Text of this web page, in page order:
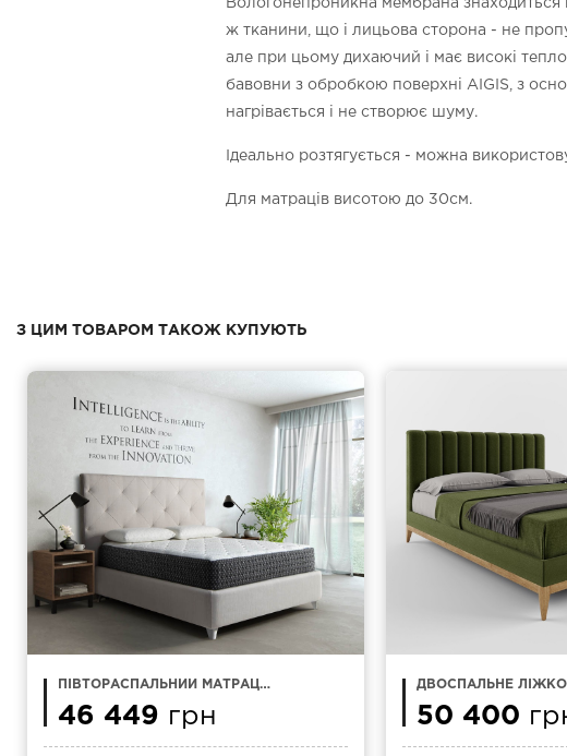
Вологонепроникна мембрана знаходиться
ж тканини, що і лицьова сторона - не
але при цьому дихаючий і має високі
бавовни з обробкою поверхні AIGIS, з
нагрівається і не створює шуму.
Ідеально розтягується - можна
Для матраців висотою до 30см.
З ЦИМ ТОВАРОМ ТАКОЖ КУПУЮТЬ
ПІВТОРАСПАЛЬНИЙ МАТРАЦ
MEMORABILE 10
46 449 грн
ДВОСПАЛЬНЕ ЛІЖКО
50 400